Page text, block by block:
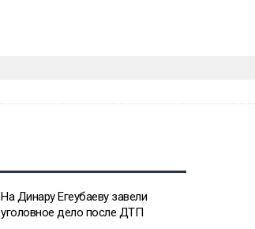
На Динару Егеубаеву завели
уголовное дело после ДТП